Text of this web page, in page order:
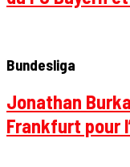
Bundesliga
Jonathan
Frankfurt pour